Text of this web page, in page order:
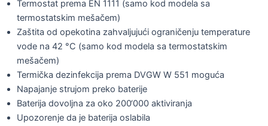
Termostat prema EN 1111 (samo kod modela sa
termostatskim mešačem)
Zaštita od opekotina zahvaljujući ograničenju temperature
vode na 42 °C (samo kod modela sa termostatskim
mešačem)
Termička dezinfekcija prema DVGW W 551 moguća
Napajanje strujom preko baterije
Baterija dovoljna za oko 200‘000 aktiviranja
Upozorenje da je baterija oslabila